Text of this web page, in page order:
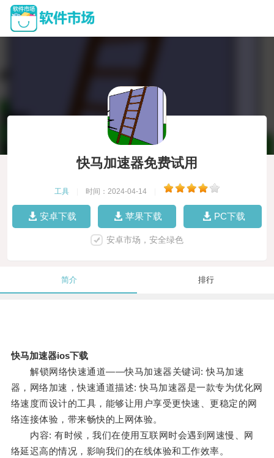
快马加速器免费试用
工具 时间：2024-04-14
安卓下载 苹果下载 PC下载
安卓市场，安全绿色
简介 排行
快马加速器ios下载
解锁网络快速通道——快马加速器关键词: 快马加速
器，网络加速，快速通道描述: 快马加速器是一款专为优化网
络速度而设计的工具，能够让用户享受更快速、更稳定的网
络连接体验，带来畅快的上网体验。
内容: 有时候，我们在使用互联网时会遇到网速慢、网
络延迟高的情况，影响我们的在线体验和工作效率。